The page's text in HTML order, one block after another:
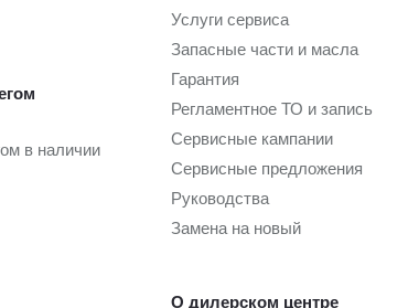
в наличии
Услуги сервиса
Запасные части и масла
Гарантия
Регламентное ТО и запись
Сервисные кампании
Сервисные предложения
Руководства
Замена на новый
О дилерском центре